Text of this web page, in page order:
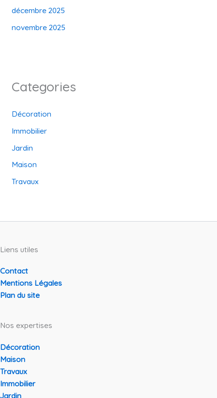
décembre 2025
novembre 2025
Categories
Décoration
Immobilier
Jardin
Maison
Travaux
Liens utiles
Contact
Mentions Légales
Plan du site
Nos expertises
Décoration
Maison
Travaux
Immobilier
Jardin